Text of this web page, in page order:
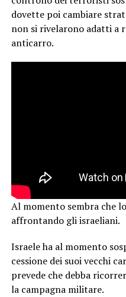
dovette poi cambiare
non si rivelarono adatti a
anticarro.
Al momento sembra che
affrontando gli israeliani.
Israele ha al momento
cessione dei suoi vecchi
prevede che debba
la campagna militare.